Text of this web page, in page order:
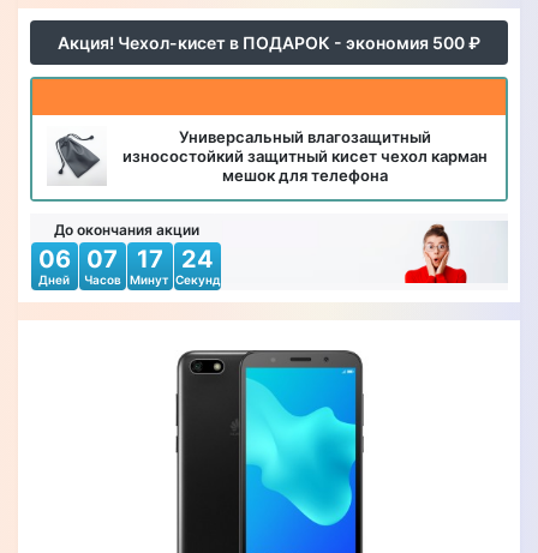
Акция! Чехол-кисет в ПОДАРОК - экономия 500 ₽
Универсальный влагозащитный
износостойкий защитный кисет чехол карман
мешок для телефона
До окончания акции
06
Дней
07
Часов
17
Минут
22
Секунд